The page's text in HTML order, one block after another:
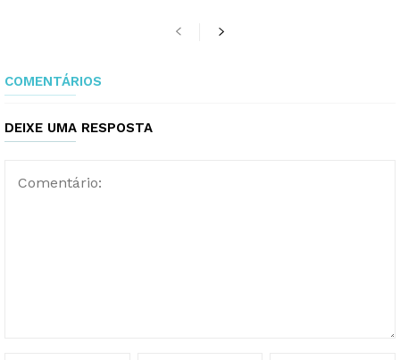
COMENTÁRIOS
DEIXE UMA RESPOSTA